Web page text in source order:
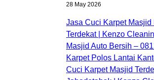
28 May 2026
Jasa Cuci Karpet Masjid
Terdekat | Kenzo
Masjid Auto Bersih –
Karpet Polos Lantai
Cuci Karpet Masjid